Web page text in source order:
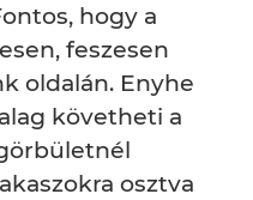
hogy a
feszesen
oldalán. Enyhe
követheti a
osztva